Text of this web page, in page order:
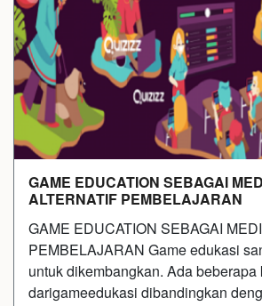
GAME EDUCATION SEBAGAI
ALTERNATIF PEMBELAJARAN
GAME EDUCATION SEBAGAI
PEMBELAJARAN Game edukasi
untuk dikembangkan. Ada beberapa
darigameedukasi dibandingkan